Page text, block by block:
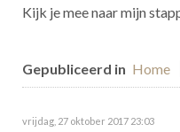
Kijk je mee naar mijn
Gepubliceerd in Home
vrijdag, 27 oktober 2017 23:03